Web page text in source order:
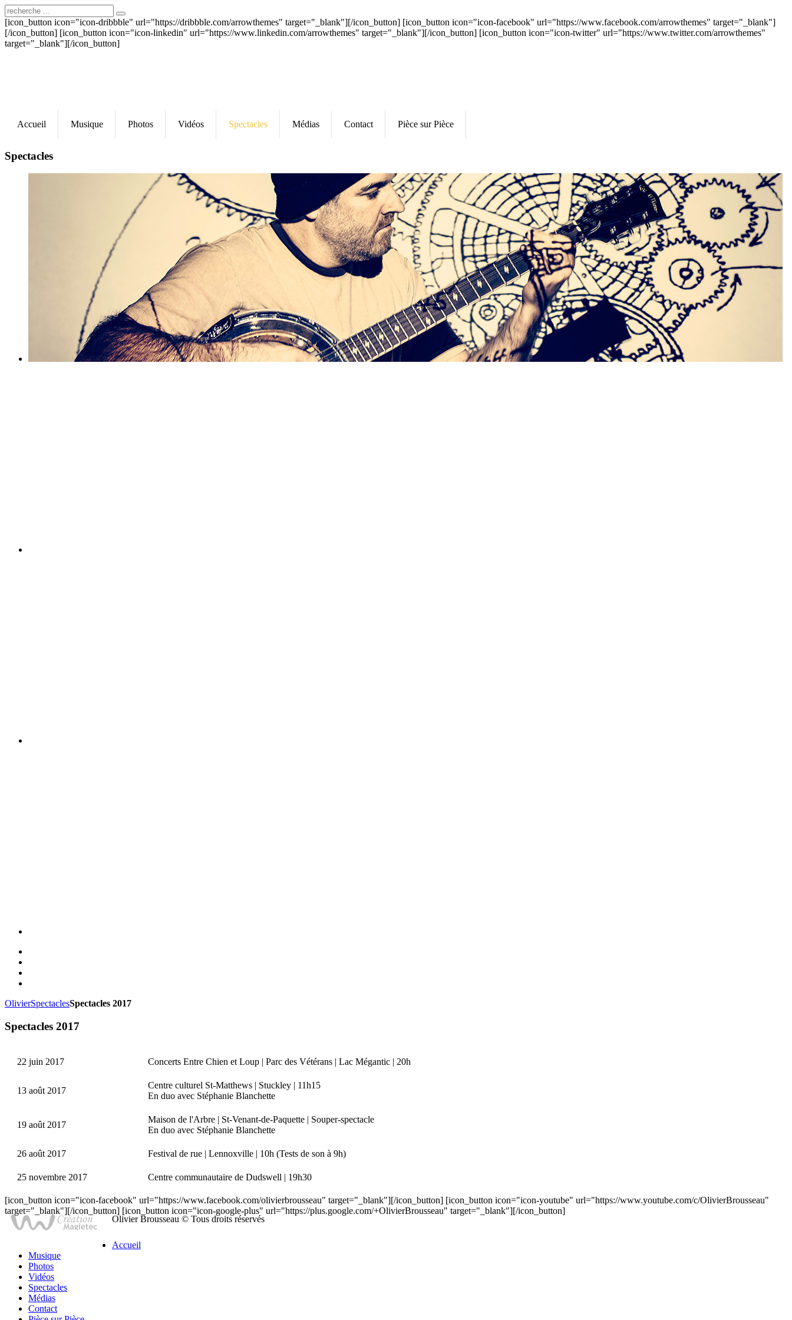
[icon_button icon="icon-dribbble" url="https://dribbble.com/arrowthemes" target="_blank"][/icon_button] [icon_button icon="icon-facebook" url="https://www.facebook.com/arrowthemes" target="_blank"]
[/icon_button] [icon_button icon="icon-linkedin" url="https://www.linkedin.com/arrowthemes" target="_blank"][/icon_button] [icon_button icon="icon-twitter" url="https://www.twitter.com/arrowthemes"
target="_blank"][/icon_button]
Accueil Musique Photos Vidéos Spectacles Médias Contact Pièce sur Pièce
Spectacles
OlivierSpectaclesSpectacles 2017
Spectacles 2017
22 juin 2017 Concerts Entre Chien et Loup | Parc des Vétérans | Lac Mégantic | 20h
13 août 2017
Centre culturel St-Matthews | Stuckley | 11h15
En duo avec Stéphanie Blanchette
19 août 2017
Maison de l'Arbre | St-Venant-de-Paquette | Souper-spectacle
En duo avec Stéphanie Blanchette
26 août 2017 Festival de rue | Lennoxville | 10h (Tests de son à 9h)
25 novembre 2017 Centre communautaire de Dudswell | 19h30
[icon_button icon="icon-facebook" url="https://www.facebook.com/olivierbrousseau" target="_blank"][/icon_button] [icon_button icon="icon-youtube" url="https://www.youtube.com/c/OlivierBrousseau"
target="_blank"][/icon_button] [icon_button icon="icon-google-plus" url="https://plus.google.com/+OlivierBrousseau" target="_blank"][/icon_button]
Olivier Brousseau © Tous droits réservés
Accueil
Musique
Photos
Vidéos
Spectacles
Médias
Contact